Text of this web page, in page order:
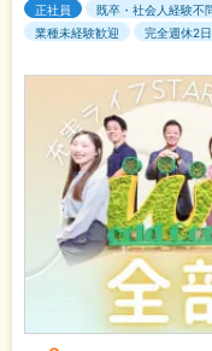
正社員 既卒・社会人経験不
業種未経験歓迎
完全週休2